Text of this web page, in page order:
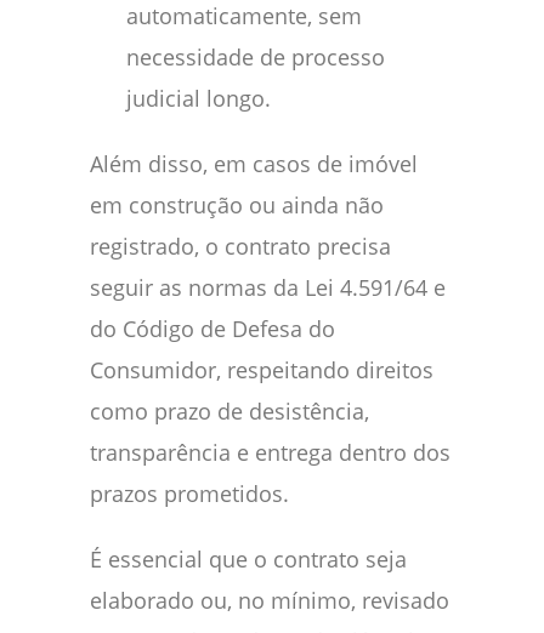
automaticamente, sem
necessidade de processo
judicial longo.
Além disso, em casos de imóvel
em construção ou ainda não
registrado, o contrato precisa
seguir as normas da Lei 4.591/64 e
do Código de Defesa do
Consumidor, respeitando direitos
como prazo de desistência,
transparência e entrega dentro dos
prazos prometidos.
É essencial que o contrato seja
elaborado ou, no mínimo, revisado